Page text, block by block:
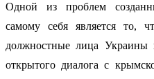
Одной из проблем
самому себя является то,
должностные лица Украины
открытого диалога с